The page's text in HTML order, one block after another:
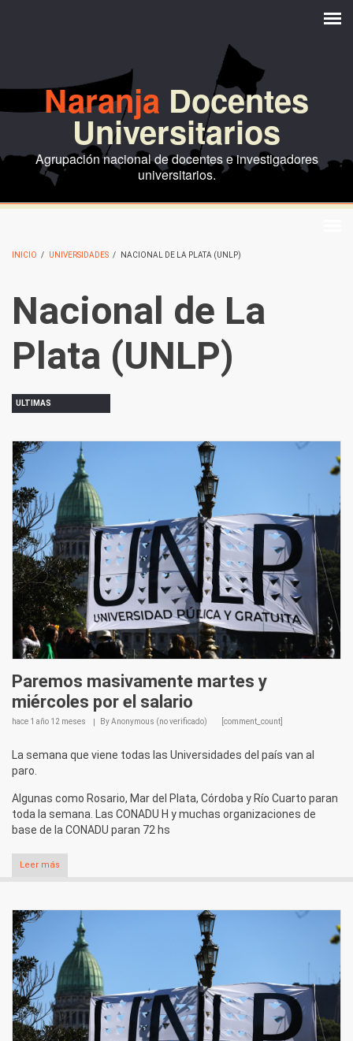
Naranja Docentes
Universitarios
Agrupación nacional de docentes e investigadores
universitarios.
INICIO / UNIVERSIDADES / NACIONAL DE LA PLATA (UNLP)
Nacional de La
Plata (UNLP)
ULTIMAS
Paremos masivamente martes y
miércoles por el salario
hace 1 año 12 meses ByAnonymous (no verificado) [comment_count]
La semana que viene todas las Universidades del país van al
paro.
Algunas como Rosario, Mar del Plata, Córdoba y Río Cuarto paran
toda la semana. Las CONADU H y muchas organizaciones de
base de la CONADU paran 72 hs
Leer más